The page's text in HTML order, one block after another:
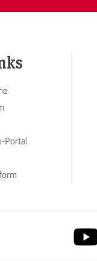
Portal
to facebook